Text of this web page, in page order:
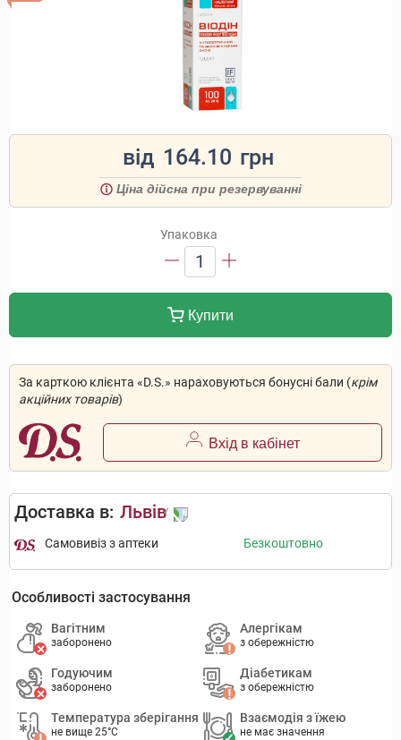
від 164.10 грн
Ціна дійсна при резервуванні
Упаковка
1
Купити
За карткою клієнта «D.S.» нараховуються бонусні бали (крім
акційних товарів)
Вхід в кабінет
Доставка в: Львів
Самовивіз з аптеки Безкоштовно
Особливості застосування
Вагітним
заборонено
Алергікам
з обережністю
Годуючим
заборонено
Діабетикам
з обережністю
Температура зберігання
не вище 25°C
Взаємодія з їжею
не має значення